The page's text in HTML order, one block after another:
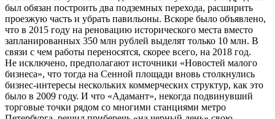
был обязан построить два подземных перехода, расширить
проезжую часть и убрать павильоны. Вскоре было объявлено,
что в 2015 году на реновацию исторического места вместо
запланированных 350 млн рублей выделят только 10 млн. В
связи с чем работы переносятся, скорее всего, на 2018 год.
Не исключено, предполагают источники «Новостей малого
бизнеса», что тогда на Сенной площади вновь столкнулись
бизнес-интересы нескольких коммерческих структур, как это
было в 2009 году. И что «Адамант», некогда подвинувший
торговые точки рядом со многими станциями метро